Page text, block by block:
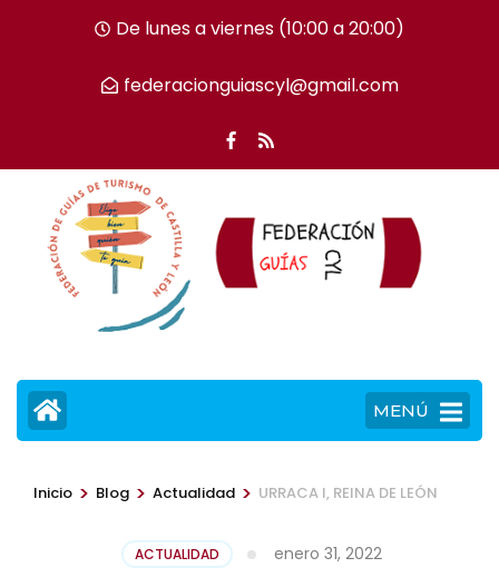
tecla
De lunes a viernes (10:00 a 20:00)
federacionguiascyl@gmail.com
MENÚ
Inicio > Blog > Actualidad > URRACA I, REINA DE LEÓN
ACTUALIDAD enero 31, 2022